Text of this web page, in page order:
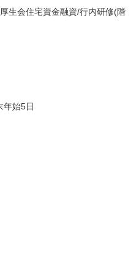
生会住宅資金融資/行内研修(階
始5日